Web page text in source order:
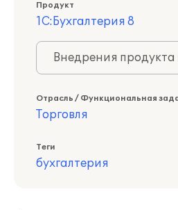
Продукт
1С:Бухгалтерия 8
Внедрения
Отрасль / Функциональная
Торговля
Теги
бухгалтерия